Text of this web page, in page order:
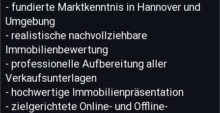
- fundierte Marktkenntnis in Hannover und
Umgebung
- realistische nachvollziehbare
Immobilienbewertung
- professionelle Aufbereitung aller
Verkaufsunterlagen
- hochwertige Immobilienpräsentation
- zielgerichtete Online- und Offline-